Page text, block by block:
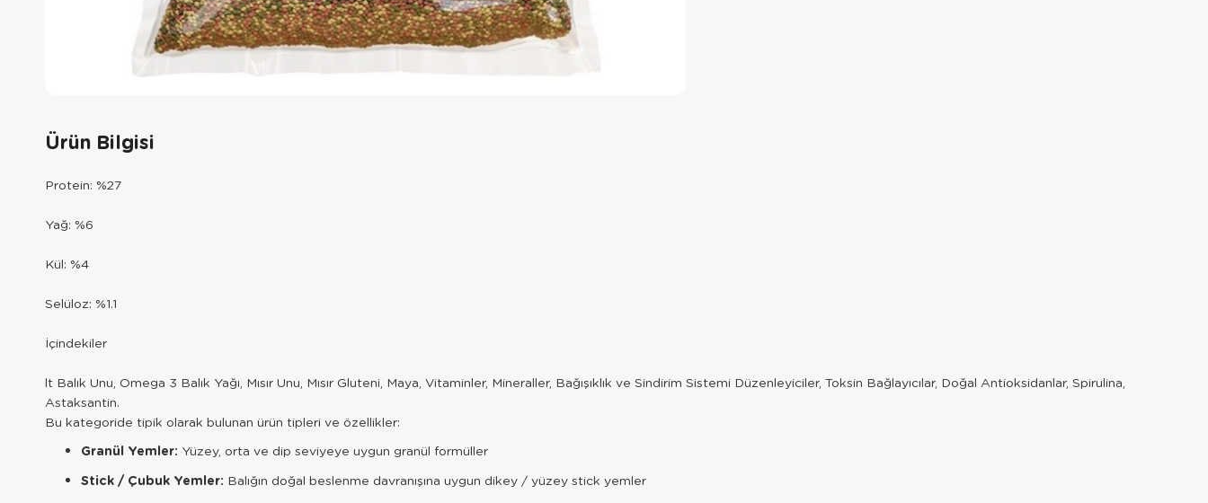
Ürün Bilgisi
Protein: %27
Yağ: %6
Kül: %4
Selüloz: %1.1
İçindekiler
lt Balık Unu, Omega 3 Balık Yağı, Mısır Unu, Mısır Gluteni, Maya, Vitaminler, Mineraller, Bağışıklık ve Sindirim Sistemi Düzenleyiciler, Toksin Bağlayıcılar, Doğal Antioksidanlar, Spirulina,
Astaksantin.
Bu kategoride tipik olarak bulunan ürün tipleri ve özellikler:
Granül Yemler: Yüzey, orta ve dip seviyeye uygun granül formüller
Stick / Çubuk Yemler: Balığın doğal beslenme davranışına uygun dikey / yüzey stick yemler